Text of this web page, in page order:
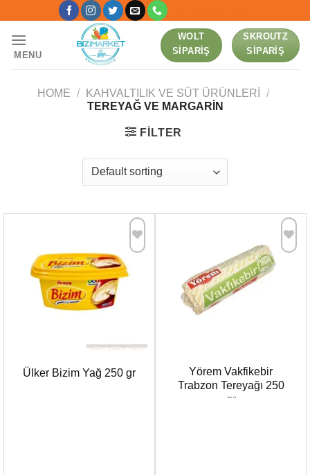
content
MENU
WOLT
SIPARIŞ
SKROUTZ
SIPARIŞ
HOME / KAHVALTILIK VE SÜT ÜRÜNLERI
/
TEREYAĞ VE MARGARIN
FILTER
Favorilere
Ekle
Ülker Bizim Yağ 250 gr
Favorilere
Yörem Vakfikebir
Trabzon Tereyağı 250
gr